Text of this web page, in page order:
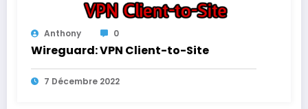
Anthony 0
Wireguard: VPN Client-to-Site
7 Décembre 2022